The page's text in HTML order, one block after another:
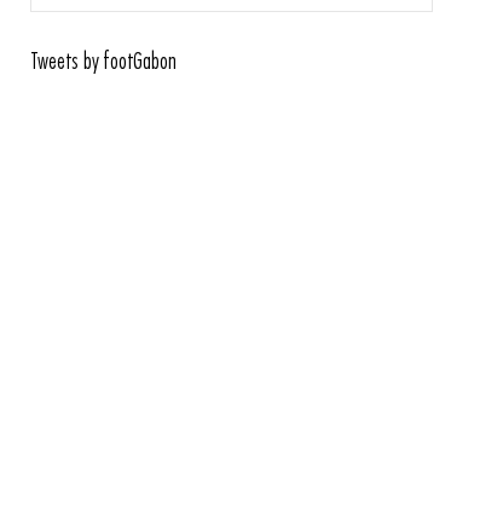
Tweets by footGabon